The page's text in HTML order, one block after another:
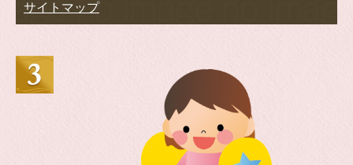
サイトマップ